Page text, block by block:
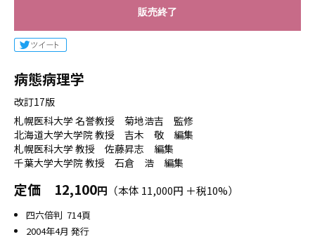
販売終了
病態病理学
改訂17版
札幌医科大学 名誉教授 菊地浩吉 監修
北海道大学大学院 教授 吉木 敬 編集
札幌医科大学 教授 佐藤昇志 編集
千葉大学大学院 教授 石倉 浩 編集
定価 12,100円 （本体 11,000円 ＋税10%）
四六倍判 714頁
2004年4月 発行